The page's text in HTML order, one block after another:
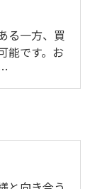
る一方、買
能です。お